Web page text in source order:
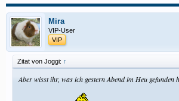
Mira
VIP-User
VIP
Zitat von Joggi: ↑
Aber wisst ihr, was ich gestern Abend im Heu gefunden